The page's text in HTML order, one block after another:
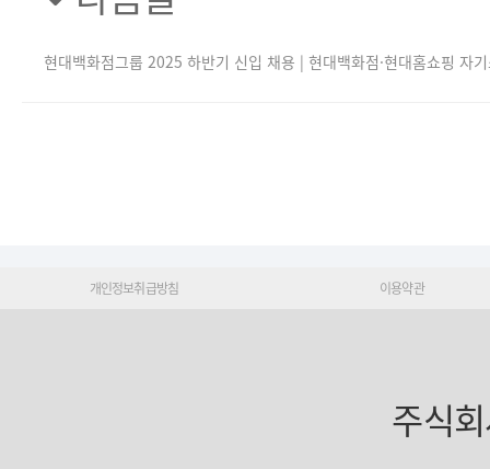
현대백화점그룹 2025 하반기 신입 채용 | 현대백화점·현대홈쇼핑 자
개인정보취급방침 이용약관
주식